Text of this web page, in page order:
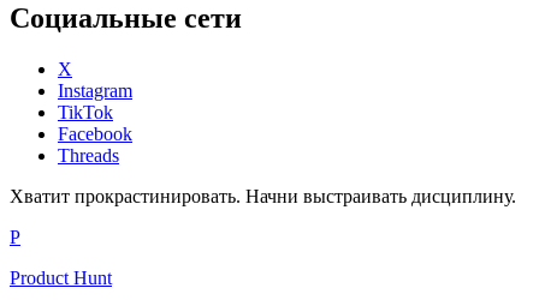
Социальные сети
X
Instagram
TikTok
Facebook
Threads
Хватит прокрастинировать. Начни выстраивать дисциплину.
P
Product Hunt